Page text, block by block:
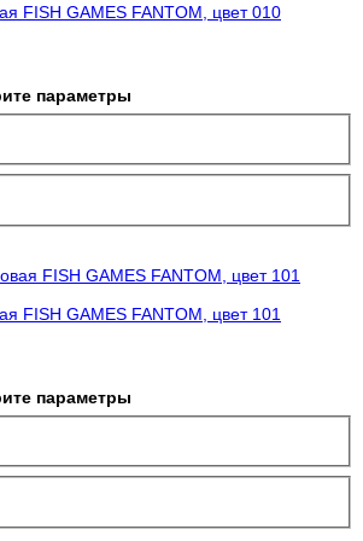
FISH GAMES FANTOM, цвет 010
параметры
FISH GAMES FANTOM, цвет 101
параметры